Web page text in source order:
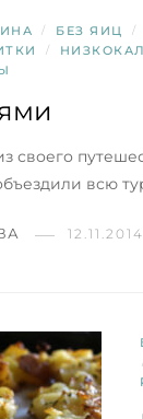
/ БЕЗ ЯИЦ /
/
своего
всю
12.11.2014